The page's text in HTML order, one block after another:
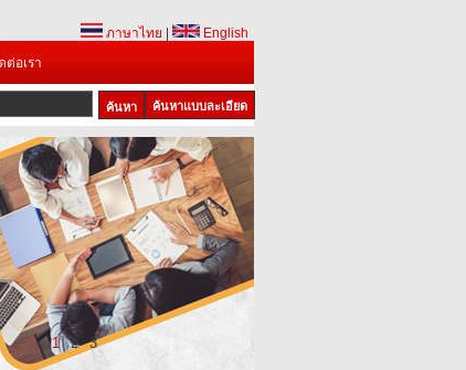
ภาษาไทย
English
ต่อเรา
ค้นหาแบบละเอียด
1 2 3